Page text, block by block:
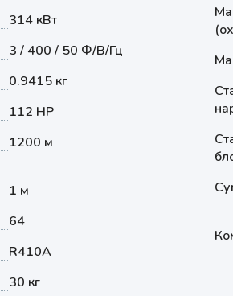
314 кВт
3 / 400 / 50 Ф/В/Гц
0.9415 кг
112 HP
1200 м
1 м
64
R410A
30 кг